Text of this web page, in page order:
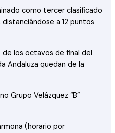
como tercer clasificado
a 12 puntos
los octavos de final del
Andaluza quedan de la
Grupo Velázquez “B”
(horario por